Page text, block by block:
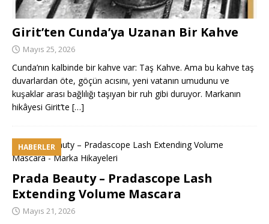
Girit’ten Cunda’ya Uzanan Bir Kahve
Mayıs 25, 2026
Cunda’nın kalbinde bir kahve var: Taş Kahve. Ama bu kahve taş
duvarlardan öte, göçün acısını, yeni vatanın umudunu ve
kuşaklar arası bağlılığı taşıyan bir ruh gibi duruyor. Markanın
hikâyesi Girit’te […]
HABERLER
Prada Beauty – Pradascope Lash
Extending Volume Mascara
Mayıs 21, 2026